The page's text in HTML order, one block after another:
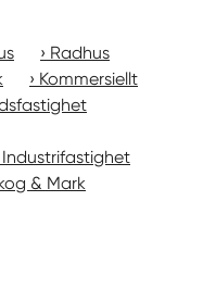
Radhus
Kommersiellt
Industrifastighet
& Mark